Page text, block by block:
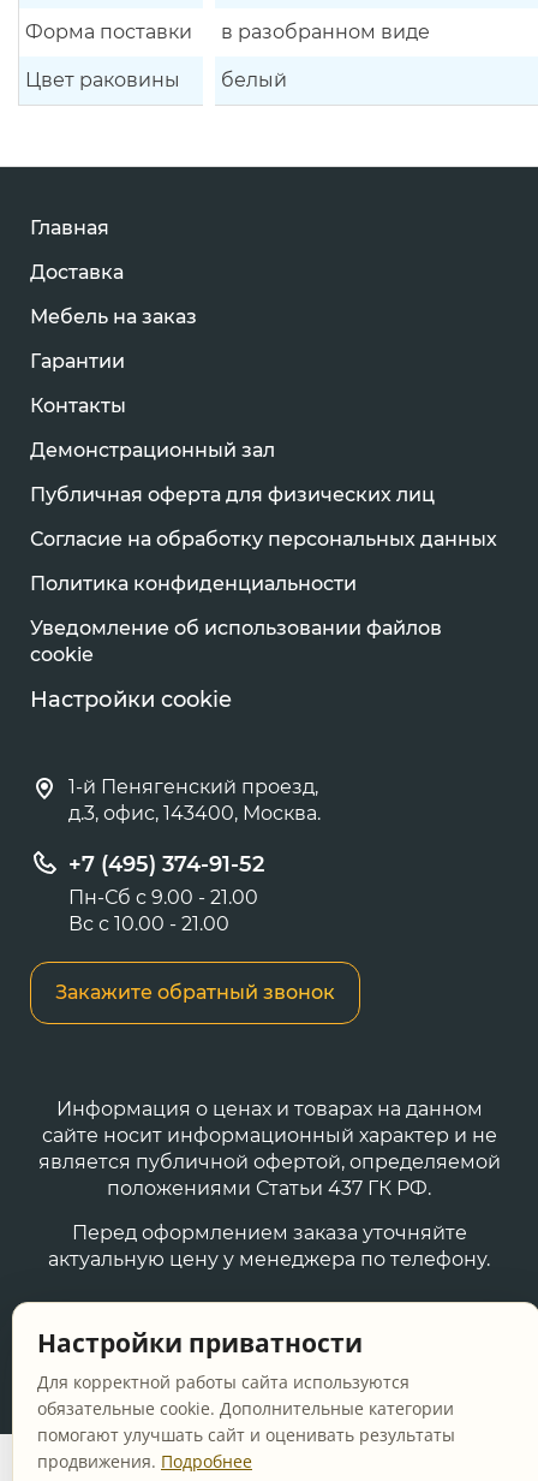
Форма поставки в разобранном виде
Цвет раковины белый
Главная
Доставка
Мебель на заказ
Гарантии
Контакты
Демонстрационный зал
Публичная оферта для физических лиц
Согласие на обработку персональных данных
Политика конфиденциальности
Уведомление об использовании файлов
cookie
Настройки cookie
1-й Пенягенский проезд,
д.3, офис, 143400, Москва.
+7 (495) 374-91-52
Пн-Сб с 9.00 - 21.00
Вс с 10.00 - 21.00
Закажите обратный звонок
Информация о ценах и товарах на данном
сайте носит информационный характер и не
является публичной офертой, определяемой
положениями Статьи 437 ГК РФ.
Перед оформлением заказа уточняйте
актуальную цену у менеджера по телефону.
Все права защищены
Настройки приватности
Для корректной работы сайта используются
обязательные cookie. Дополнительные категории
помогают улучшать сайт и оценивать результаты
продвижения. Подробнее